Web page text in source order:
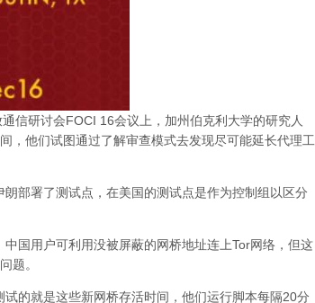
信研讨会FOCI 16会议上，加州伯克利大学的研究人
，他们试图通过了解审查模式去发现尽可能延长代理工
部署了测试点，在美国的测试点是作为控制组以区分
国用户可利用没被屏蔽的网桥地址连上Tor网络，但这
题。
的就是这些新网桥存活时间，他们运行脚本每隔20分